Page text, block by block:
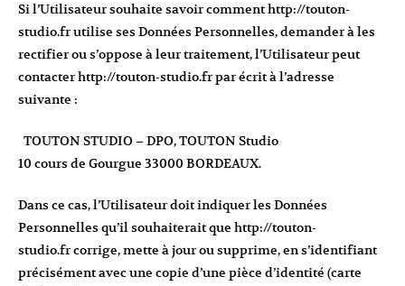
Si l’Utilisateur souhaite savoir commenthttp://touton-
studio.frutilise ses Données Personnelles, demander à les
rectifier ou s’oppose à leur traitement, l’Utilisateur peut
contacterhttp://touton-studio.frpar écrit à l’adresse
suivante :
TOUTON STUDIO – DPO, TOUTON Studio
10 cours de Gourgue 33000 BORDEAUX.
Dans ce cas, l’Utilisateur doit indiquer les Données
Personnelles qu’il souhaiterait que http://touton-
studio.frcorrige, mette à jour ou supprime, en s’identifiant
précisément avec une copie d’une pièce d’identité (carte